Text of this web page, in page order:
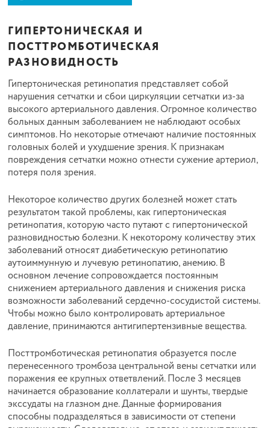
ГИПЕРТОНИЧЕСКАЯ И
ПОСТТРОМБОТИЧЕСКАЯ
РАЗНОВИДНОСТЬ
Гипертоническая ретинопатия представляет собой
нарушения сетчатки и сбои циркуляции сетчатки из-за
высокого артериального давления. Огромное количество
больных данным заболеванием не наблюдают особых
симптомов. Но некоторые отмечают наличие постоянных
головных болей и ухудшение зрения. К признакам
повреждения сетчатки можно отнести сужение артериол,
потеря поля зрения.
Некоторое количество других болезней может стать
результатом такой проблемы, как гипертоническая
ретинопатия, которую часто путают с гипертонической
разновидностью болезни. К некоторому количеству этих
заболеваний относят диабетическую ретинопатию
аутоиммунную и лучевую ретинопатию, анемию. В
основном лечение сопровождается постоянным
снижением артериального давления и снижения риска
возможности заболеваний сердечно-сосудистой системы.
Чтобы можно было контролировать артериальное
давление, принимаются антигипертензивные вещества.
Посттромботическая ретинопатия образуется после
перенесенного тромбоза центральной вены сетчатки или
поражения ее крупных ответвлений. После 3 месяцев
начинается образование коллатерали и шунты, твердые
экссудаты на глазном дне. Данные формирования
способны подразделяться в зависимости от степени